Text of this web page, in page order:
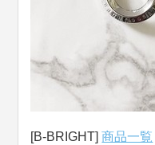
[B-BRIGHT]商品一覧